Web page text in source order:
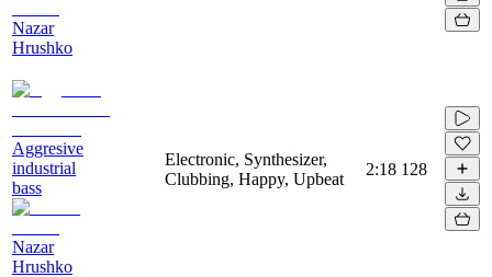
Nazar
Hrushko
Aggresive
industrial
bass
Nazar
Hrushko
Electronic, Synthesizer,
Clubbing, Happy, Upbeat
2:18 128